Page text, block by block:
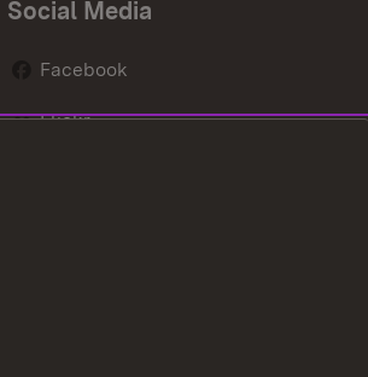
Social Media
Facebook
Flickr